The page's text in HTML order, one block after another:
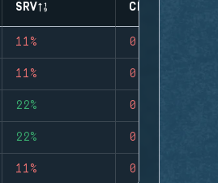
SRV CLUTCHES
11% 0
11% 0
22% 0
22% 0
11% 0